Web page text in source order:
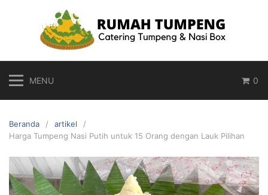
MENU 0
Beranda
artikel
Harga Tumpeng Nasi Putih untuk 15 Orang dengan Lauk Pilihan